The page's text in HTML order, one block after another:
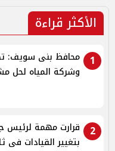
الأكثر قراءة
1
محافظ بنى سويف:
وشركة المياه لحل
2
قرارت مهمة
بتغيير القيادات فى